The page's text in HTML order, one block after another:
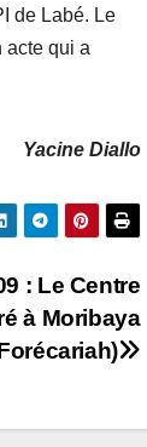
de Labé. Le
acte qui a
Yacine Diallo
: Le Centre
à Moribaya